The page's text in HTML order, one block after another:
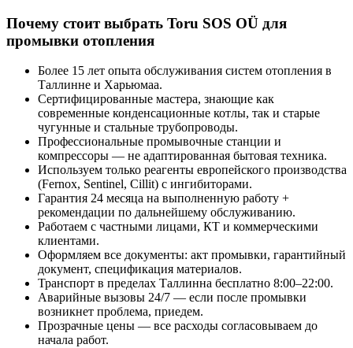
Почему стоит выбрать Toru SOS OÜ для
промывки отопления
Более 15 лет опыта обслуживания систем отопления в
Таллинне и Харьюмаа.
Сертифицированные мастера, знающие как
современные конденсационные котлы, так и старые
чугунные и стальные трубопроводы.
Профессиональные промывочные станции и
компрессоры — не адаптированная бытовая техника.
Используем только реагенты европейского производства
(Fernox, Sentinel, Cillit) с ингибиторами.
Гарантия 24 месяца на выполненную работу +
рекомендации по дальнейшему обслуживанию.
Работаем с частными лицами, КТ и коммерческими
клиентами.
Оформляем все документы: акт промывки, гарантийный
документ, спецификация материалов.
Транспорт в пределах Таллинна бесплатно 8:00–22:00.
Аварийные вызовы 24/7 — если после промывки
возникнет проблема, приедем.
Прозрачные цены — все расходы согласовываем до
начала работ.